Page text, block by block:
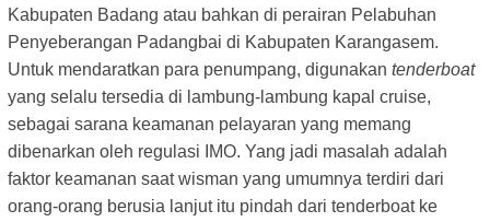
Kabupaten Badang atau bahkan di perairan Pelabuhan
Penyeberangan Padangbai di Kabupaten Karangasem.
Untuk mendaratkan para penumpang, digunakan tenderboat
yang selalu tersedia di lambung-lambung kapal cruise,
sebagai sarana keamanan pelayaran yang memang
dibenarkan oleh regulasi IMO. Yang jadi masalah adalah
faktor keamanan saat wisman yang umumnya terdiri dari
orang-orang berusia lanjut itu pindah dari tenderboat ke